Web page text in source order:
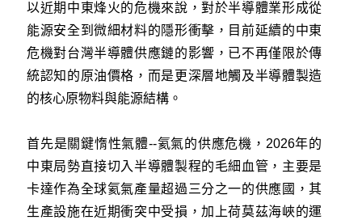
以近期中東烽火的危機來說，對於半導體業形成從
能源安全到微細材料的隱形衝擊，目前延續的中東
危機對台灣半導體供應鏈的影響，已不再僅限於傳
統認知的原油價格，而是更深層地觸及半導體製造
的核心原物料與能源結構。
首先是關鍵惰性氣體--氦氣的供應危機，2026年的
中東局勢直接切入半導體製程的毛細血管，主要是
卡達作為全球氦氣產量超過三分之一的供應國，其
生產設施在近期衝突中受損，加上荷莫茲海峽的運